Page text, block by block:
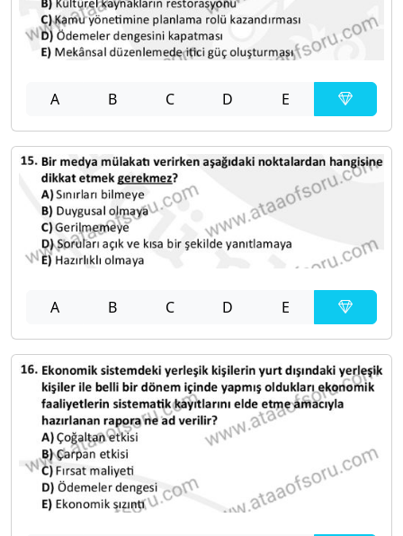
A B C D E
A B C D E